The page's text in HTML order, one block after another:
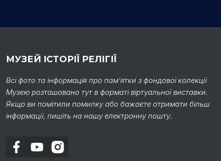
МУЗЕЙ ІСТОРІЇ РЕЛІГІЇ
Всі фото та інформація про пам’ятки з фондової колекції
Музею розташовано тут в форматі віртуальної виставки.
Якщо ви помітили помилку або бажаєте отримати більш
інформації, пишіть на нашу електронну пошту.